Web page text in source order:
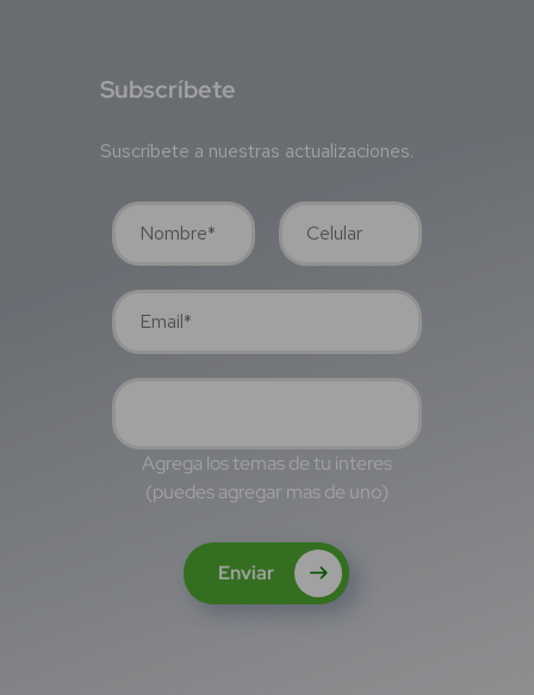
Subscríbete
Suscríbete a nuestras actualizaciones.
Agrega los temas de tu interes
(puedes agregar mas de uno)
Enviar